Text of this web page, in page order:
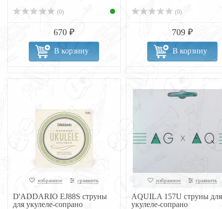
(0)
670 ₽
В корзину
(0)
709 ₽
В корзину
избранное сравнить
D'ADDARIO EJ88S струны
для укулеле-сопрано
избранное сравнить
AQUILA 157U струны для
укулеле-сопрано